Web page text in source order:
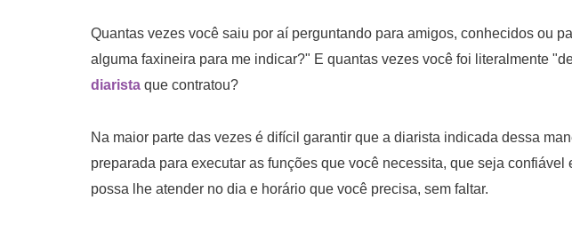
Quantas vezes você saiu por aí perguntando para amigos, conhecidos ou
alguma faxineira para me indicar?" E quantas vezes você foi literalmente
diarista que contratou?
Na maior parte das vezes é difícil garantir que a diarista indicada dessa
preparada para executar as funções que você necessita, que seja confiável
possa lhe atender no dia e horário que você precisa, sem faltar.